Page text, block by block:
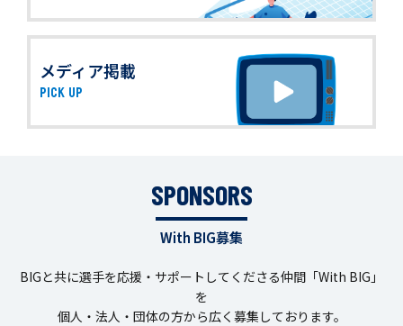
メディア掲載
PICK UP
SPONSORS
With BIG募集
BIGと共に選手を応援・サポートしてくださる仲間「With BIG」
を
個人・法人・団体の方から広く募集しております。